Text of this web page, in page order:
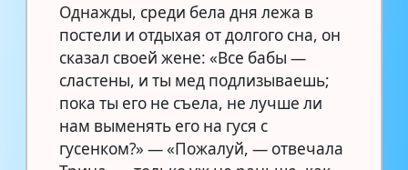
Однажды, среди бела дня лежа в
постели и отдыхая от долгого сна, он
сказал своей жене: «Все бабы —
сластены, и ты мед подлизываешь;
пока ты его не съела, не лучше ли
нам выменять его на гуся с
гусенком?» — «Пожалуй, — отвечала